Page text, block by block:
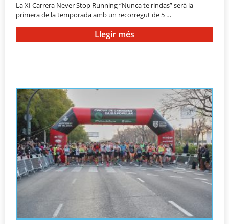
La XI Carrera Never Stop Running “Nunca te rindas” serà la
primera de la temporada amb un recorregut de 5 …
Llegir més